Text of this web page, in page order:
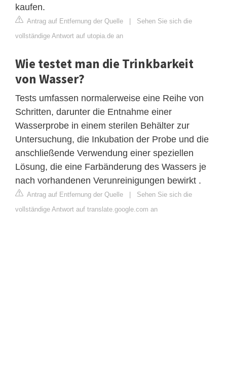
kaufen.
Antrag auf Entfernung der Quelle | Sehen Sie sich die
vollständige Antwort auf utopia.de an
Wie testet man die Trinkbarkeit
von Wasser?
Tests umfassen normalerweise eine Reihe von
Schritten, darunter die Entnahme einer
Wasserprobe in einem sterilen Behälter zur
Untersuchung, die Inkubation der Probe und die
anschließende Verwendung einer speziellen
Lösung, die eine Farbänderung des Wassers je
nach vorhandenen Verunreinigungen bewirkt .
Antrag auf Entfernung der Quelle | Sehen Sie sich die
vollständige Antwort auf translate.google.com an